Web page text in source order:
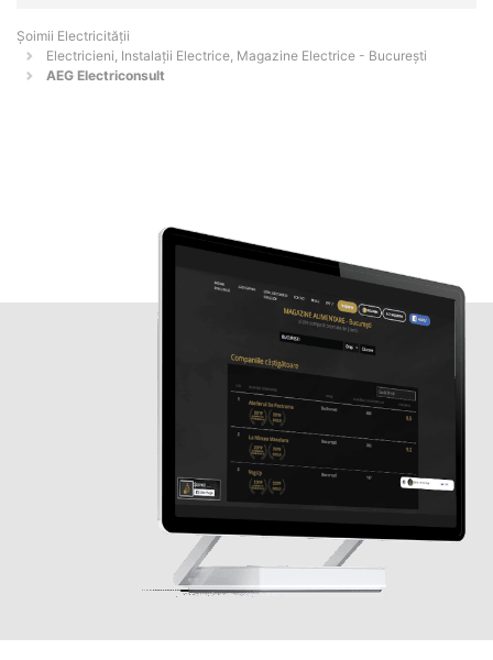
Șoimii Electricității
Electricieni, Instalații Electrice, Magazine Electrice - Bucureşti
AEG Electriconsult